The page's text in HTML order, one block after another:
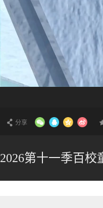
分享
2026第十一季百校